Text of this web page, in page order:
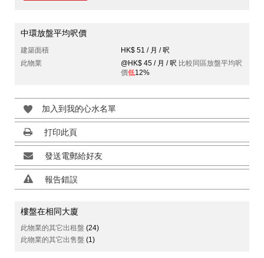
中環放盤平均呎價
建築面積
HK$ 51 / 月 / 呎
此物業
@HK$ 45 / 月 / 呎 比較同區放盤平均呎
價低12%
加入到我的心水名單
打印此頁
發送電郵給好友
報告錯誤
樓盤在相同大廈
此物業的其它出租盤 (24)
此物業的其它出售盤 (1)